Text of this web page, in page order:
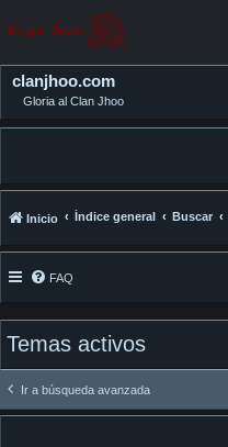
clanjhoo.com
Gloria al Clan Jhoo
Inicio Índice general Buscar
FAQ
Temas activos
Ir a búsqueda avanzada